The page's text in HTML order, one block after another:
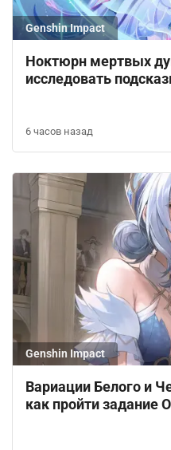
Genshin Impact
Ноктюрн мертвых
исследовать
6 часов назад
Genshin Impact
Вариации Белого и
как пройти задание